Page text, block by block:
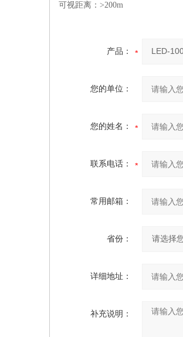
可视距离：>200m
产品：
您的单位：
您的姓名：
联系电话：
常用邮箱：
省份：
详细地址：
补充说明：